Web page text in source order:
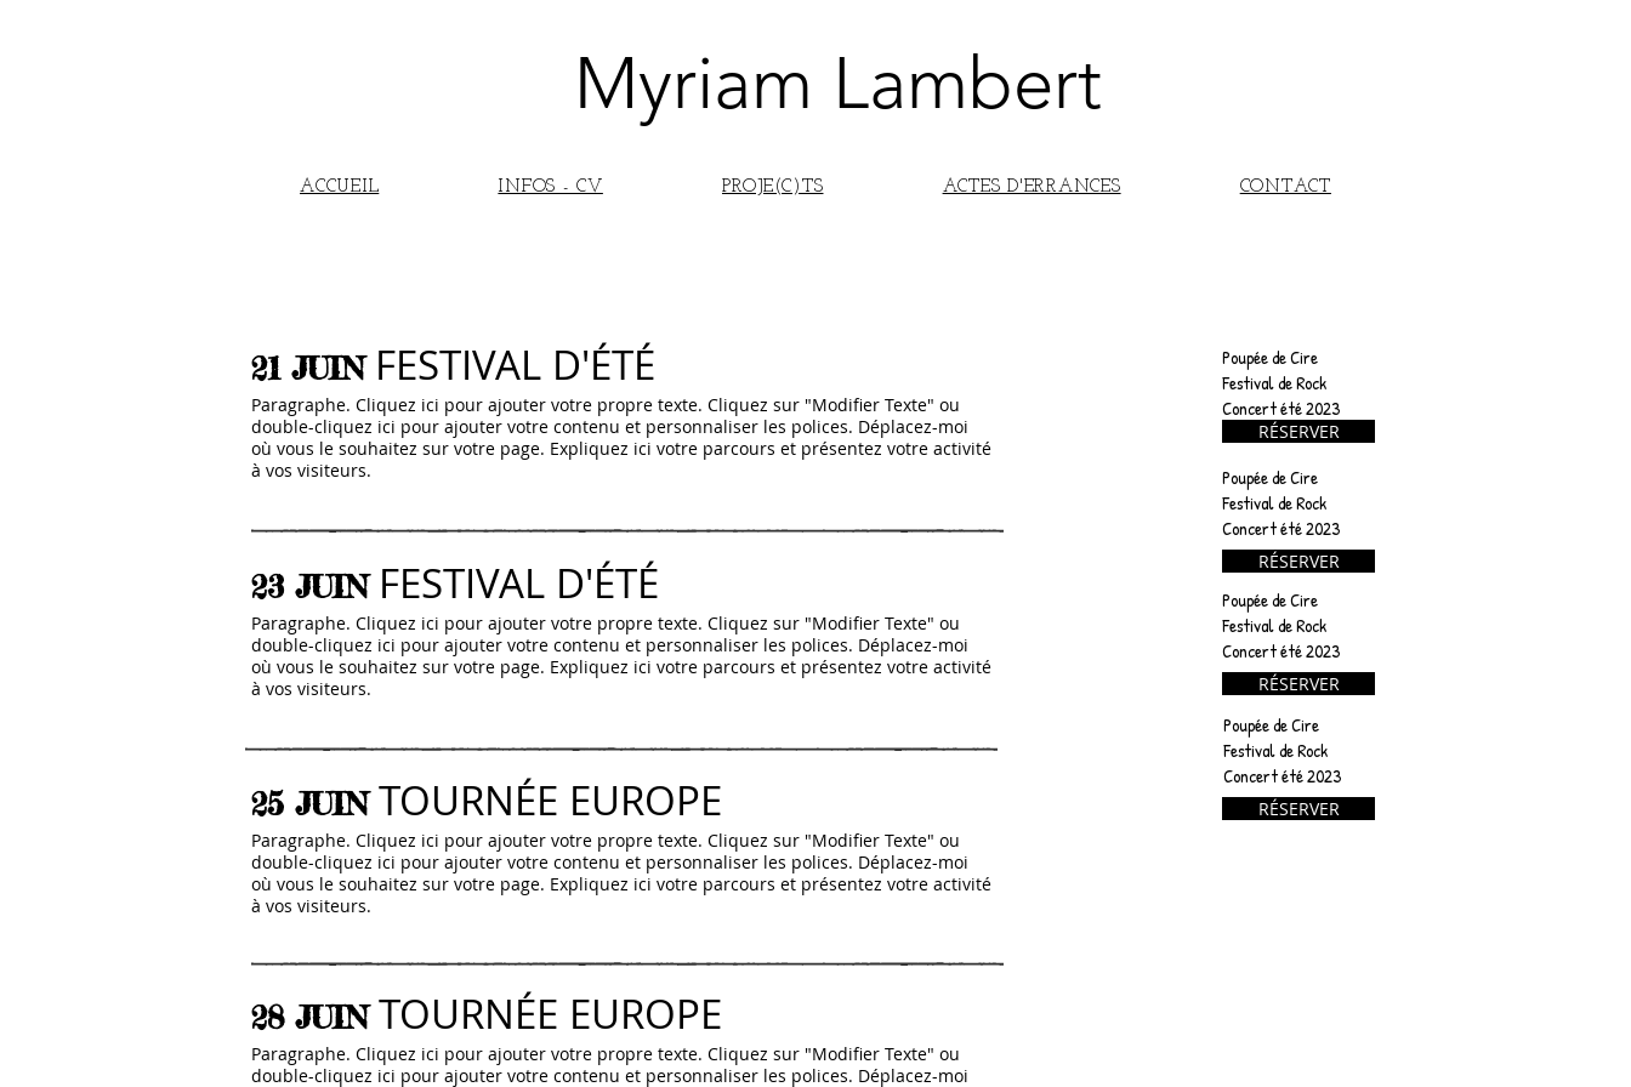
Myriam Lambert
ACCUEIL INFOS - CV PROJE(C)TS ACTES D'ERRANCES CONTACT
21 JUIN FESTIVAL D'ÉTÉ
Paragraphe. Cliquez ici pour ajouter votre propre texte. Cliquez sur "Modifier Texte" ou
double-cliquez ici pour ajouter votre contenu et personnaliser les polices. Déplacez-moi
où vous le souhaitez sur votre page. Expliquez ici votre parcours et présentez votre activité
à vos visiteurs.
23 JUIN FESTIVAL D'ÉTÉ
Paragraphe. Cliquez ici pour ajouter votre propre texte. Cliquez sur "Modifier Texte" ou
double-cliquez ici pour ajouter votre contenu et personnaliser les polices. Déplacez-moi
où vous le souhaitez sur votre page. Expliquez ici votre parcours et présentez votre activité
à vos visiteurs.
25 JUINTOURNÉE EUROPE
Paragraphe. Cliquez ici pour ajouter votre propre texte. Cliquez sur "Modifier Texte" ou
double-cliquez ici pour ajouter votre contenu et personnaliser les polices. Déplacez-moi
où vous le souhaitez sur votre page. Expliquez ici votre parcours et présentez votre activité
à vos visiteurs.
RÉSERVER
Poupée de Cire
Festival de Rock
Concert été 2023
Poupée de Cire
Festival de Rock
Concert été 2023
RÉSERVER
Poupée de Cire
Festival de Rock
Concert été 2023
RÉSERVER
Poupée de Cire
Festival de Rock
Concert été 2023
RÉSERVER
28 JUINTOURNÉE EUROPE
Paragraphe. Cliquez ici pour ajouter votre propre texte. Cliquez sur "Modifier Texte" ou
double-cliquez ici pour ajouter votre contenu et personnaliser les polices. Déplacez-moi